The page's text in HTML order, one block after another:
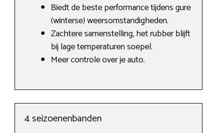
Biedt de beste performance tijdens gure
(winterse) weersomstandigheden.
Zachtere samenstelling, het rubber blijft
bij lage temperaturen soepel.
Meer controle over je auto.
4 seizoenenbanden